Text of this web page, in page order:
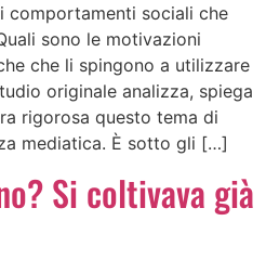
comportamenti sociali che
sono le motivazioni
che li spingono a utilizzare
originale analizza, spiega
rigorosa questo tema di
mediatica. È sotto gli […]
Si coltivava già